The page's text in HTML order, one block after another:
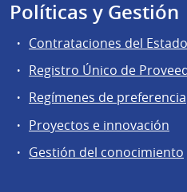
Políticas y Gestión
Contrataciones del Estado
Registro Único de
Regímenes de preferencia
Proyectos e innovación
Gestión del conocimiento